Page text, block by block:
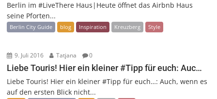
Berlin im #LiveThere Haus|Heute öffnet das Airbnb Haus
seine Pforten...
Berlin City Guide blog Inspiration Kreuzberg Style
9. Juli 2016 Tatjana 0
Liebe Touris! Hier ein kleiner #Tipp für euch: Auc…
Liebe Touris! Hier ein kleiner #Tipp für euch…: Auch, wenn es
auf den ersten Blick nicht...